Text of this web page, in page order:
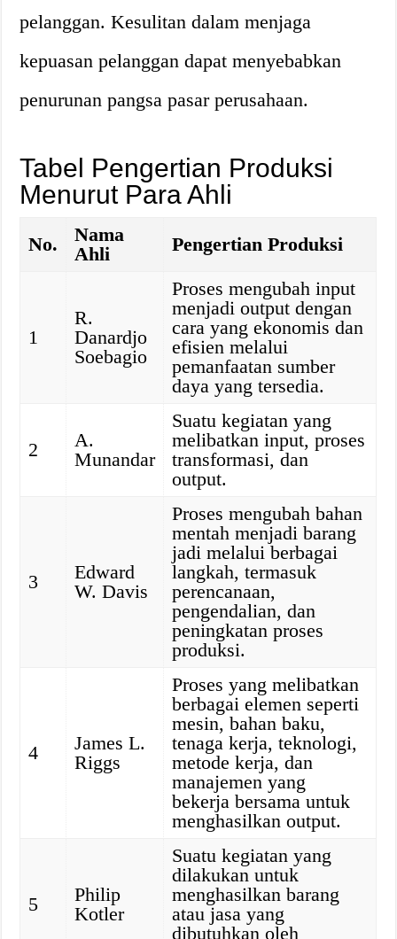
pelanggan. Kesulitan dalam menjaga
kepuasan pelanggan dapat menyebabkan
penurunan pangsa pasar perusahaan.
Tabel Pengertian Produksi
Menurut Para Ahli
No.
Nama
Ahli
Pengertian Produksi
1
R.
Danardjo
Soebagio
Proses mengubah input
menjadi output dengan
cara yang ekonomis dan
efisien melalui
pemanfaatan sumber
daya yang tersedia.
2
A.
Munandar
Suatu kegiatan yang
melibatkan input, proses
transformasi, dan
output.
3
Edward
W. Davis
Proses mengubah bahan
mentah menjadi barang
jadi melalui berbagai
langkah, termasuk
perencanaan,
pengendalian, dan
peningkatan proses
produksi.
4
James L.
Riggs
Proses yang melibatkan
berbagai elemen seperti
mesin, bahan baku,
tenaga kerja, teknologi,
metode kerja, dan
manajemen yang
bekerja bersama untuk
menghasilkan output.
5
Philip
Kotler
Suatu kegiatan yang
dilakukan untuk
menghasilkan barang
atau jasa yang
dibutuhkan oleh